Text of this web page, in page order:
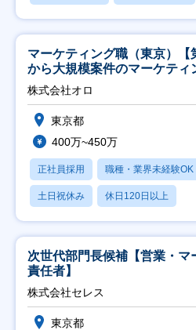
マーケティング職（東京）【
から大規模案件のマーケティ
修充実】
株式会社オロ
東京都
400万~450万
正社員採用 職種・業界未経験OK
土日祝休み 休日120日以上
次世代部門長候補【営業・マ
責任者】
株式会社セレス
東京都